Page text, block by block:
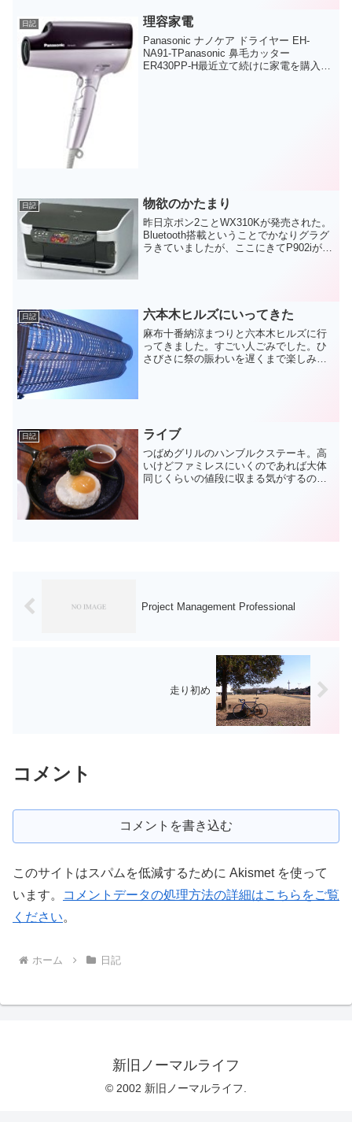
日記 理容家電
Panasonic ナノケア ドライヤー EH-
NA91-TPanasonic 鼻毛カッター
ER430PP-H最近立て続けに家電を購入し
日記 物欲のかたまり
昨日京ポン2ことWX310Kが発売された。
Bluetooth搭載ということでかなりグラグ
ラきていましたが、ここにきてP902iが
日記 六本木ヒルズにいってきた
麻布十番納涼まつりと六本木ヒルズに行
ってきました。すごい人ごみでした。ひ
さびさに祭の賑わいを遅くまで楽しみま
日記 ライブ
つばめグリルのハンブルクステーキ。高
いけどファミレスにいくのであれば大体
同じくらいの値段に収まる気がするの
Project Management Professional
走り初め
コメント
コメントを書き込む
このサイトはスパムを低減するために Akismet を使って
います。
コメントデータの処理方法の詳細はこちらをご覧
ください。
ホーム 日記
新旧ノーマルライフ
© 2002 新旧ノーマルライフ.